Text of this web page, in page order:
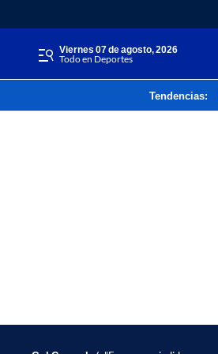
viernes 07 de agosto, 2026
Todo en Deportes
Tendencias: